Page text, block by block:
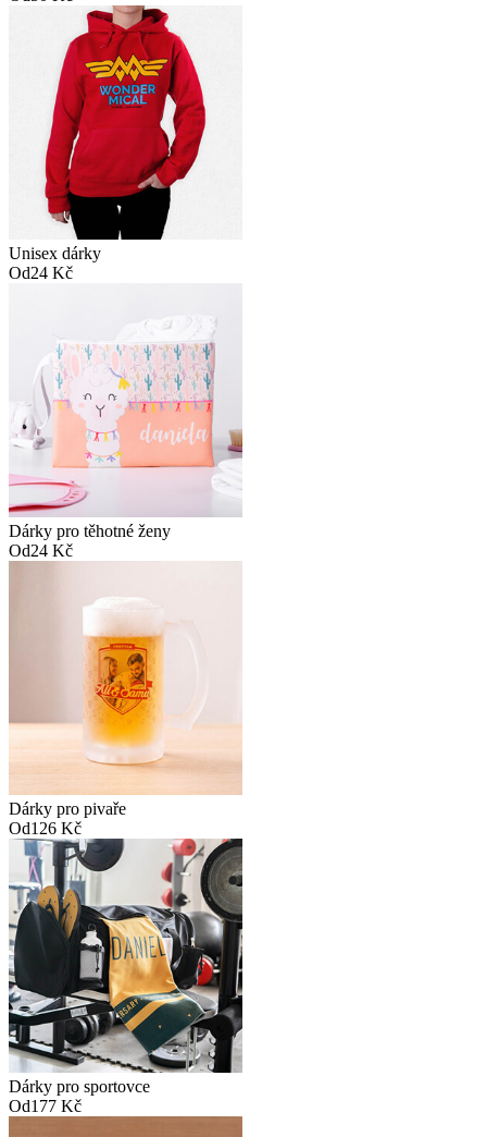
Unisex dárky
Od24 Kč
Dárky pro těhotné ženy
Od24 Kč
Dárky pro pivaře
Od126 Kč
Dárky pro sportovce
Od177 Kč